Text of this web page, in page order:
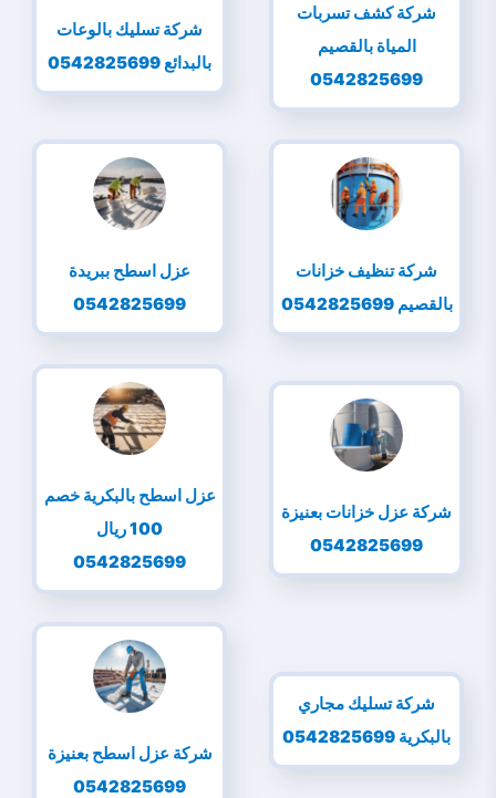
شركة كشف تسربات
المياة بالقصيم
0542825699
شركة تسليك بالوعات
بالبدائع 0542825699
شركة تنظيف خزانات
بالقصيم 0542825699
عزل اسطح ببريدة
0542825699
شركة عزل خزانات بعنيزة
0542825699
عزل اسطح بالبكرية خصم
100 ريال
0542825699
شركة تسليك مجاري
بالبكرية 0542825699
شركة عزل اسطح بعنيزة
0542825699